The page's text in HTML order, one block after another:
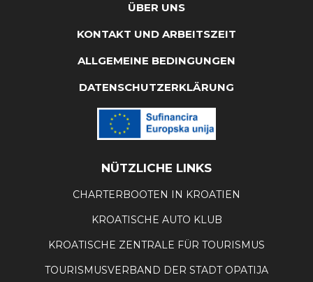
ÜBER UNS
KONTAKT UND ARBEITSZEIT
ALLGEMEINE BEDINGUNGEN
DATENSCHUTZERKLÄRUNG
NÜTZLICHE LINKS
CHARTERBOOTEN IN KROATIEN
KROATISCHE AUTO KLUB
KROATISCHE ZENTRALE FÜR TOURISMUS
TOURISMUSVERBAND DER STADT OPATIJA